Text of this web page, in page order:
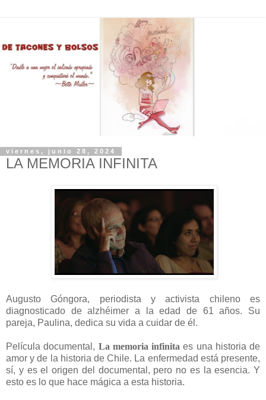
viernes, junio 28, 2024
LA MEMORIA INFINITA
Augusto Góngora, periodista y activista chileno es
diagnosticado de alzhéimer a la edad de 61 años. Su
pareja, Paulina, dedica su vida a cuidar de él.
Película documental, La memoria infinita es una historia de
amor y de la historia de Chile. La enfermedad está presente,
sí, y es el origen del documental, pero no es la esencia. Y
esto es lo que hace mágica a esta historia.